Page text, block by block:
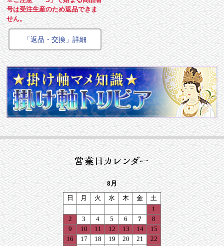
号は受注生産のため返品できま
せん。
「返品・交換」詳細